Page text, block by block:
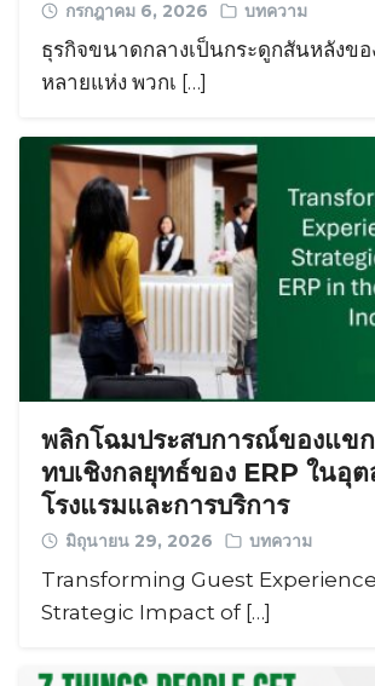
กรกฎาคม 6, 2026 บทความ
ธุรกิจขนาดกลางเป็นกระดูกสันหลังขอ
หลายแห่ง พวกเ […]
พลิกโฉมประสบการณ์ของแข
ทบเชิงกลยุทธ์ของ ERP ในอุ
โรงแรมและการบริการ
มิถุนายน 29, 2026 บทความ
Transforming Guest
Strategic Impact of […]